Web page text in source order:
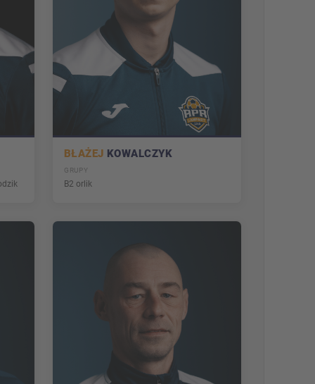
BŁAŻEJ KOWALCZYK
GRUPY
B2 orlik